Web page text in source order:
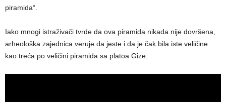
piramida“.
Iako mnogi istraživači tvrde da ova piramida nikada nije dovršena,
arheološka zajednica veruje da jeste i da je čak bila iste veličine
kao treća po veličini piramida sa platoa Gize.